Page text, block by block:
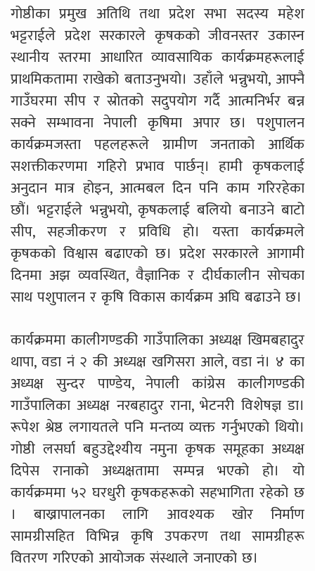
गोष्ठीका प्रमुख अतिथि तथा प्रदेश सभा सदस्य महेश
भट्टराईले प्रदेश सरकारले कृषकको जीवनस्तर उकास्न
स्थानीय स्तरमा आधारित व्यावसायिक कार्यक्रमहरूलाई
प्राथमिकतामा राखेको बताउनुभयो। उहाँले भन्नुभयो, आफ्नै
गाउँघरमा सीप र स्रोतको सदुपयोग गर्दै आत्मनिर्भर बन्न
सक्ने सम्भावना नेपाली कृषिमा अपार छ। पशुपालन
कार्यक्रमजस्ता पहलहरूले ग्रामीण जनताको आर्थिक
सशक्तीकरणमा गहिरो प्रभाव पार्छन्। हामी कृषकलाई
अनुदान मात्र होइन, आत्मबल दिन पनि काम गरिरहेका
छौं। भट्टराईले भन्नुभयो, कृषकलाई बलियो बनाउने बाटो
सीप, सहजीकरण र प्रविधि हो। यस्ता कार्यक्रमले
कृषकको विश्वास बढाएको छ। प्रदेश सरकारले आगामी
दिनमा अझ व्यवस्थित, वैज्ञानिक र दीर्घकालीन सोचका
साथ पशुपालन र कृषि विकास कार्यक्रम अघि बढाउने छ।
कार्यक्रममा कालीगण्डकी गाउँपालिका अध्यक्ष खिमबहादुर
थापा, वडा नं २ की अध्यक्ष खगिसरा आले, वडा नं। ४ का
अध्यक्ष सुन्दर पाण्डेय, नेपाली कांग्रेस कालीगण्डकी
गाउँपालिका अध्यक्ष नरबहादुर राना, भेटनरी विशेषज्ञ डा।
रूपेश श्रेष्ठ लगायतले पनि मन्तव्य व्यक्त गर्नुभएको थियो।
गोष्ठी लसर्घा बहुउद्देश्यीय नमुना कृषक समूहका अध्यक्ष
दिपेस रानाको अध्यक्षतामा सम्पन्न भएको हो। यो
कार्यक्रममा ५२ घरधुरी कृषकहरूको सहभागिता रहेको छ
। बाख्रापालनका लागि आवश्यक खोर निर्माण
सामग्रीसहित विभिन्न कृषि उपकरण तथा सामग्रीहरू
वितरण गरिएको आयोजक संस्थाले जनाएको छ।